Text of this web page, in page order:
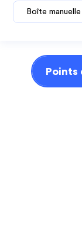
Boîte manuelle
Points